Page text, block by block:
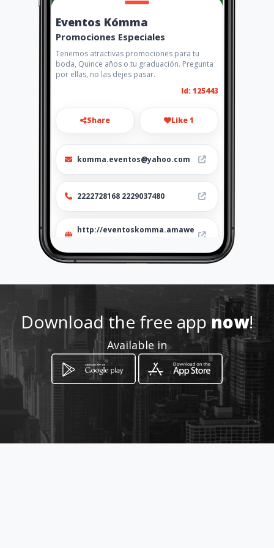
Eventos Kómma
Promociones Especiales
Tenemos atractivas promociones para tu
boda, Quince años o tu graduación. Pregunta
por ellas, no las dejes pasar.
Id: 125443
Share Like 1
komma.eventos@yahoo.com
2222728168 2229037480
http://eventoskomma.amawe
How to get
Boulevard Diaz Ordaz 3126 Local
32
Download the free appnow!
Available in